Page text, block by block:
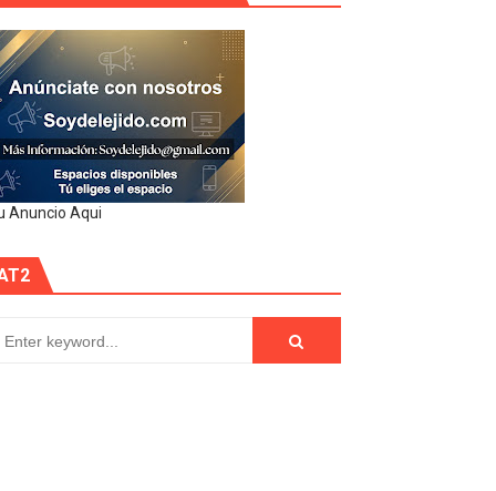
Anuncio Aqui